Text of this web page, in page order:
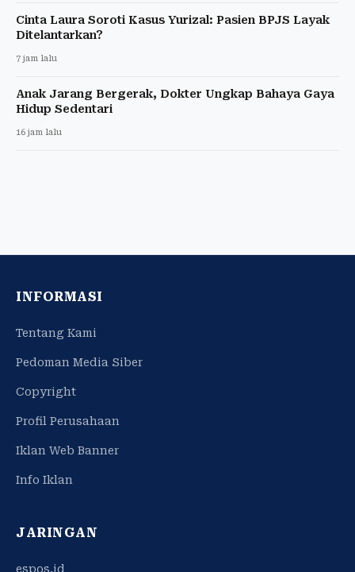
Cinta Laura Soroti Kasus Yurizal: Pasien BPJS Layak
Ditelantarkan?
7 jam lalu
Anak Jarang Bergerak, Dokter Ungkap Bahaya Gaya
Hidup Sedentari
16 jam lalu
INFORMASI
Tentang Kami
Pedoman Media Siber
Copyright
Profil Perusahaan
Iklan Web Banner
Info Iklan
JARINGAN
espos.id